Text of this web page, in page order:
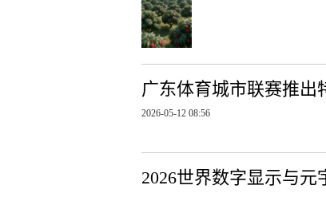
广东体育城市联赛推出
2026-05-12 08:56
2026世界数字显示与